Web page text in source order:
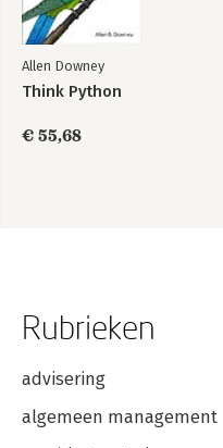
Allen Downey
Think Python
€ 55,68
Rubrieken
advisering
algemeen management